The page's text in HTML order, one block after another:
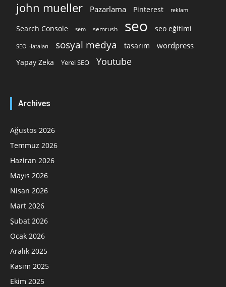
john mueller Pazarlama Pinterest reklam
Search Console sem semrush seo seo eğitimi
SEO Hataları sosyal medya tasarım wordpress
Yapay Zeka Yerel SEO Youtube
Archives
Ağustos 2026
Temmuz 2026
Haziran 2026
Mayıs 2026
Nisan 2026
Mart 2026
Şubat 2026
Ocak 2026
Aralık 2025
Kasım 2025
Ekim 2025